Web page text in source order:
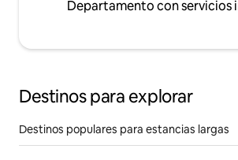
Departamento con servicios
Destinos para explorar
Destinos populares para estancias largas